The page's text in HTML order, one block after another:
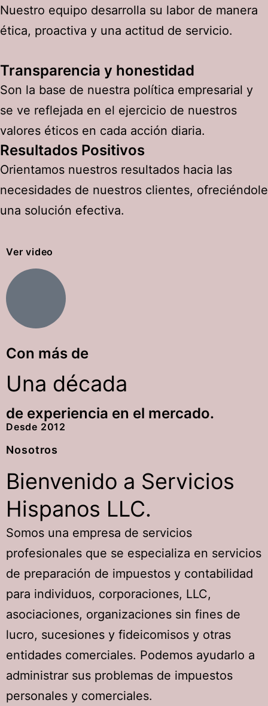
Nuestro equipo desarrolla su labor de manera
ética, proactiva y una actitud de servicio.
Transparencia y honestidad
Son la base de nuestra política empresarial y
se ve reflejada en el ejercicio de nuestros
valores éticos en cada acción diaria.
Resultados Positivos
Orientamos nuestros resultados hacia las
necesidades de nuestros clientes, ofreciéndole
una solución efectiva.
Ver video
Desde 2012
Con más de
Una década
de experiencia en el mercado.
Nosotros
Bienvenido a Servicios
Hispanos LLC.
Somos una empresa de servicios
profesionales que se especializa en servicios
de preparación de impuestos y contabilidad
para individuos, corporaciones, LLC,
asociaciones, organizaciones sin fines de
lucro, sucesiones y fideicomisos y otras
entidades comerciales. Podemos ayudarlo a
administrar sus problemas de impuestos
personales y comerciales.